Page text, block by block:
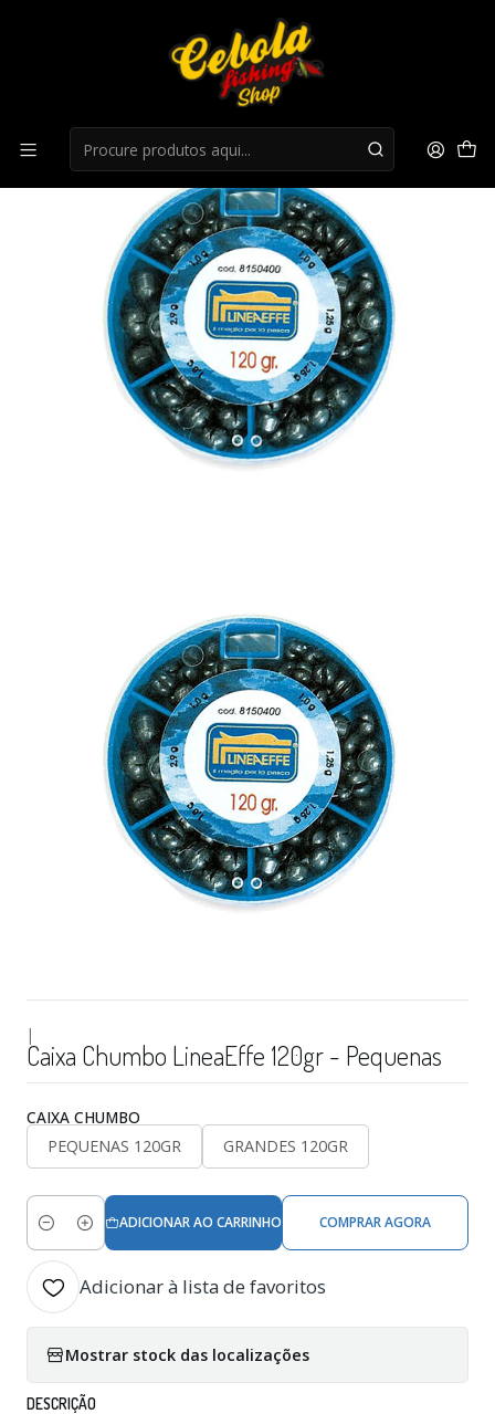
Caixa Chumbo LineaEffe 120gr - Pequenas
|
Caixa Chumbo LineaEffe 120gr - Pequenas
CAIXA CHUMBO
PEQUENAS 120GR
GRANDES 120GR
Quantidade
ADICIONAR AO CARRINHO COMPRAR AGORA
Adicionar à lista de favoritos
Mostrar stock das localizações
DESCRIÇÃO